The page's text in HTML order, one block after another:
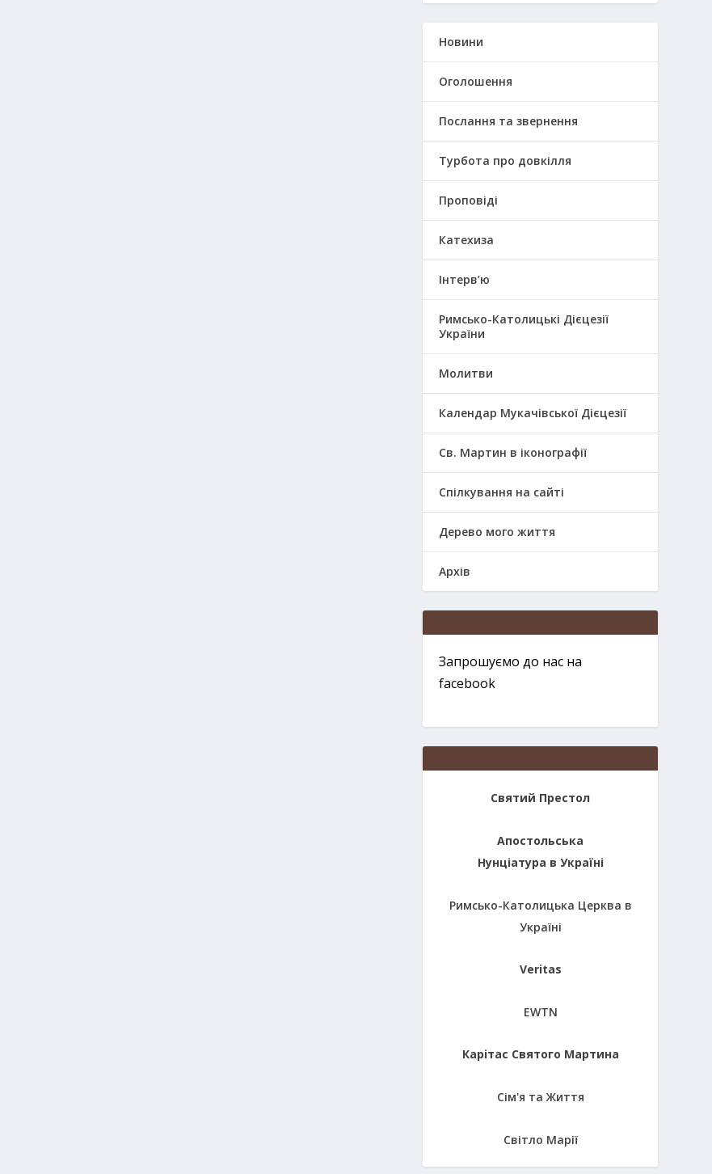
Новини
Оголошення
Послання та звернення
Турбота про довкілля
Проповіді
Катехиза
Інтерв’ю
Римсько-Католицькі Дієцезії
України
Молитви
Календар Мукачівської Дієцезії
Св. Мартин в іконографії
Спілкування на сайті
Дерево мого життя
Архів
Запрошуємо до нас на
facebook
Святий Престол
Апостольська
Нунціатура в Україні
Римсько-Католицька Церква в
Україні
Veritas
EWTN
Карітас Святого Мартина
Сім'я та Життя
Світло Марії